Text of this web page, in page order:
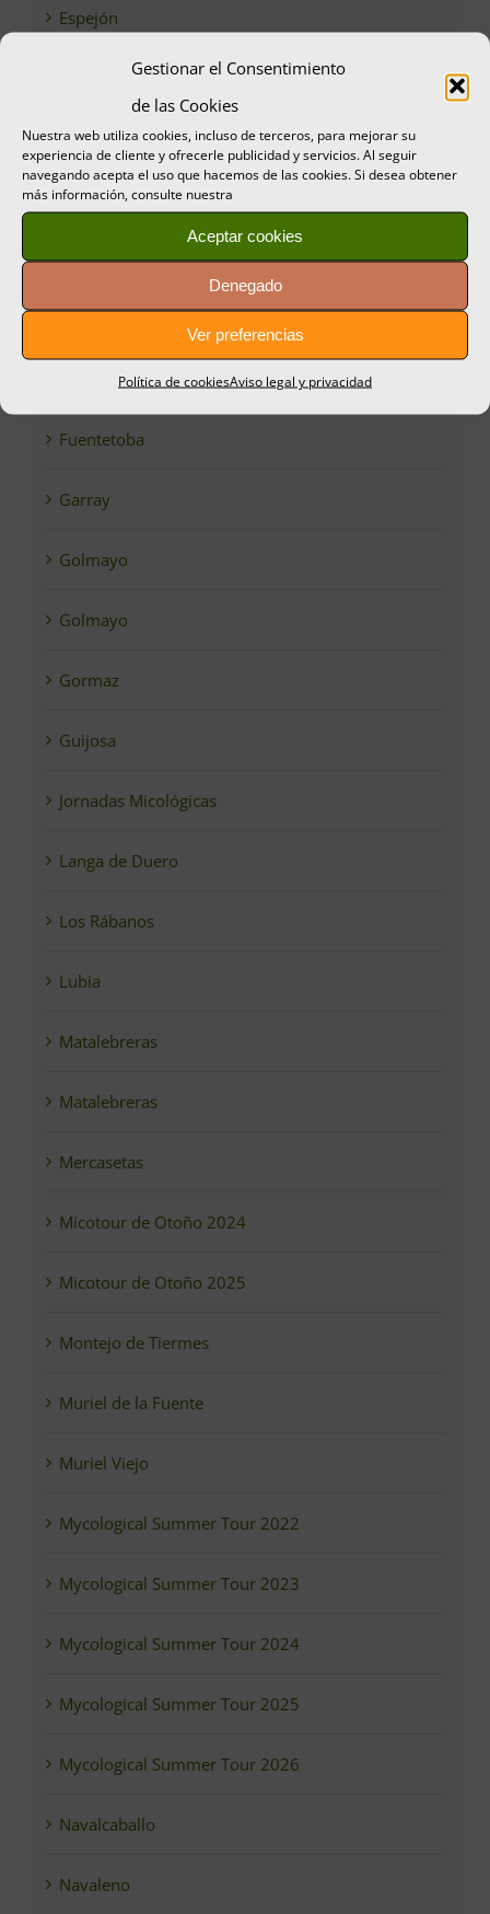
Gestionar el Consentimiento
de las Cookies
Nuestra web utiliza cookies, incluso de terceros, para mejorar su
experiencia de cliente y ofrecerle publicidad y servicios. Al seguir
navegando acepta el uso que hacemos de las cookies. Si desea obtener
más información, consulte nuestra
Aceptar cookies
Denegado
Ver preferencias
Política de cookiesAviso legal y privacidad
Espejón
Feria Micológica Tierras Altas de Soria
Fuentearmegil
Fuentecantos
Fuentecantos
Fuentelsaz de Soria
Fuentes de Magaña
Fuentetoba
Garray
Golmayo
Golmayo
Gormaz
Guijosa
Jornadas Micológicas
Langa de Duero
Los Rábanos
Lubia
Matalebreras
Matalebreras
Mercasetas
Micotour de Otoño 2024
Micotour de Otoño 2025
Montejo de Tiermes
Muriel de la Fuente
Muriel Viejo
Mycological Summer Tour 2022
Mycological Summer Tour 2023
Mycological Summer Tour 2024
Mycological Summer Tour 2025
Mycological Summer Tour 2026
Navalcaballo
Navaleno